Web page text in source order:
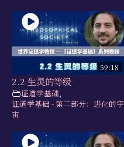
59:18
2.2 生灵的等级
证道学基础,
证道学基础 - 第二部分：进化的宇
宙